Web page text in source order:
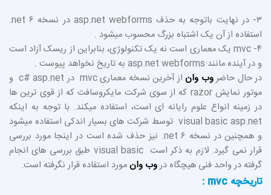
۳- در نهایت باتوجه به حذف asp.net webforms در نسخه ۶ net.
استفاده از آن یک اشتباه بزرگ محسوب میشود .
۴- mvc یک معماری است نه یک تکنولوژی، بنابراین از ریسک آزاد است
و در آینده مانند asp.net webforms به تاریخ نخواهد پیوست .
در حال حاضروب وان
از آخرین نسخه معماری mvc در c# asp.net و
موتور نمایش razor که از سوی شرکت مایکروسافت که از قوی ترین ها
در زمینه انواع علوم رایانه ای است، استفاده میکند. با توجه به اینکه
visual basic asp.net توسط شرکت های بسیار اندکی استفاده میشود
و همچنین در نسخه ۶ net. نیز حذف شده است در اینجا مورد بررسی
قرار نمی گیرد. لازم به ذکر است visual basic طبق بررسی های انجام
گرفته در واحد فنی هیچگاه دروب وانمورد استفاده قرار نگرفته است.
تاریخچه mvc :